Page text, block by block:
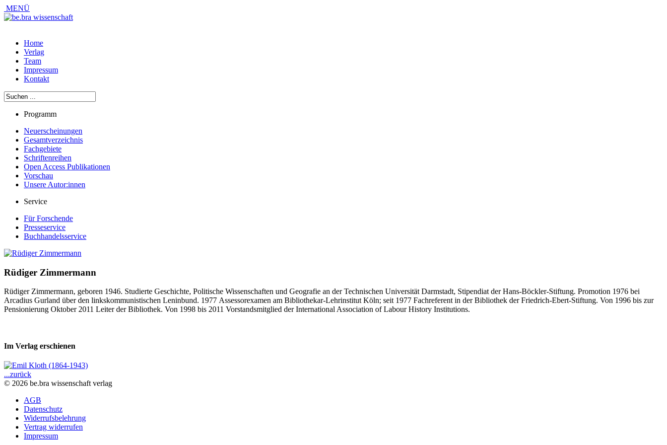
MENÜ
Home
Verlag
Team
Impressum
Kontakt
Programm
Neuerscheinungen
Gesamtverzeichnis
Fachgebiete
Schriftenreihen
Open Access Publikationen
Vorschau
Unsere Autor:innen
Service
Für Forschende
Presseservice
Buchhandelsservice
Rüdiger Zimmermann
Rüdiger Zimmermann, geboren 1946. Studierte Geschichte, Politische Wissenschaften und Geografie an der Technischen Universität Darmstadt, Stipendiat der Hans-Böckler-Stiftung. Promotion 1976 bei
Arcadius Gurland über den linkskommunistischen Leninbund. 1977 Assessorexamen am Bibliothekar-Lehrinstitut Köln; seit 1977 Fachreferent in der Bibliothek der Friedrich-Ebert-Stiftung. Von 1996 bis zur
Pensionierung Oktober 2011 Leiter der Bibliothek. Von 1998 bis 2011 Vorstandsmitglied der International Association of Labour History Institutions.
Im Verlag erschienen
...zurück
© 2026 be.bra wissenschaft verlag
AGB
Datenschutz
Widerrufsbelehrung
Vertrag widerrufen
Impressum